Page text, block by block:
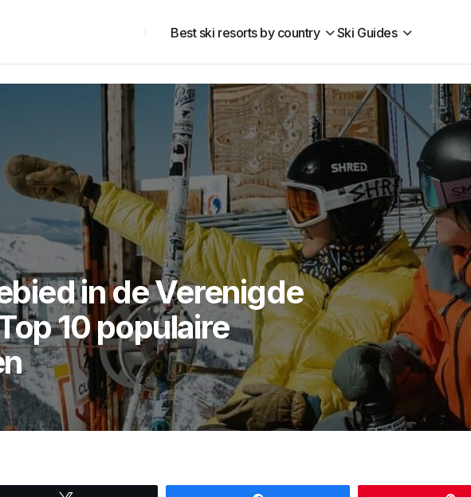
Best ski resorts by country Ski Guides
in de Verenigde
10 populaire